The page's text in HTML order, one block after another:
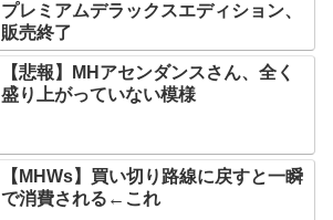
プレミアムデラックスエディション、
販売終了
【悲報】MHアセンダンスさん、全く
盛り上がっていない模様
【MHWs】買い切り路線に戻すと一瞬
で消費される←これ